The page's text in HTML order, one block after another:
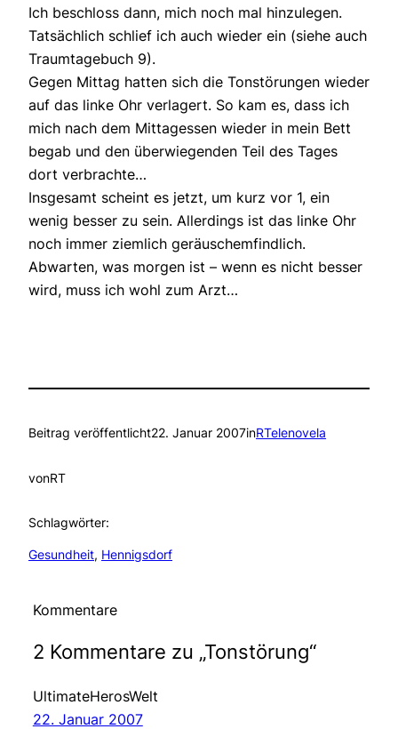
Ich beschloss dann, mich noch mal hinzulegen.
Tatsächlich schlief ich auch wieder ein (siehe auch
Traumtagebuch 9).
Gegen Mittag hatten sich die Tonstörungen wieder
auf das linke Ohr verlagert. So kam es, dass ich
mich nach dem Mittagessen wieder in mein Bett
begab und den überwiegenden Teil des Tages
dort verbrachte…
Insgesamt scheint es jetzt, um kurz vor 1, ein
wenig besser zu sein. Allerdings ist das linke Ohr
noch immer ziemlich geräuschemfindlich.
Abwarten, was morgen ist – wenn es nicht besser
wird, muss ich wohl zum Arzt…
Beitrag veröffentlicht22. Januar 2007inRTelenovela
vonRT
Schlagwörter:
Gesundheit, Hennigsdorf
Kommentare
2 Kommentare zu „Tonstörung“
UltimateHerosWelt
22. Januar 2007